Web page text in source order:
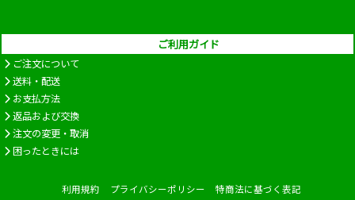
ご利用ガイド
ご注文について
送料・配送
お支払方法
返品および交換
注文の変更・取消
困ったときには
利用規約 プライバシーポリシー 特商法に基づく表記